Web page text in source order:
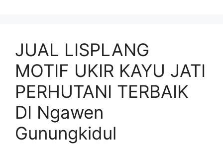
JUAL LISPLANG
MOTIF UKIR KAYU JATI
PERHUTANI TERBAIK
DI Ngawen
Gunungkidul